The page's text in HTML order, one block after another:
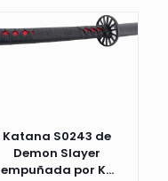
Katana S0243 de
Demon Slayer
empuñada por K...